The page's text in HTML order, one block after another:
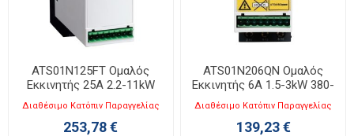
ATS01N125FT Ομαλός
Εκκινητής 25A 2.2-11kW
110-480V
Διαθέσιμο Κατόπιν Παραγγελίας
253,78 €
ATS01N206QN Ομαλός
Εκκινητής 6A 1.5-3kW 380-
415V
Διαθέσιμο Κατόπιν Παραγγελίας
139,23 €